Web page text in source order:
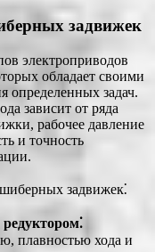
задвижек
электроприводов
обладает своими
определенных задач.
зависит от ряда
рабочее давление
и точность
задвижек⁚
плавностью хода и